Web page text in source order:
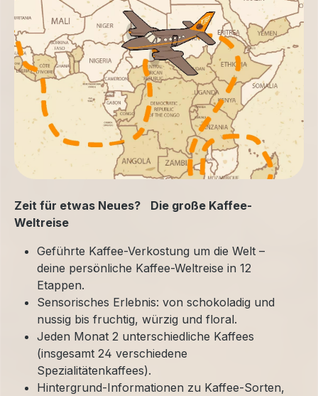
Zeit für etwas Neues? Die große Kaffee-
Weltreise
Geführte Kaffee-Verkostung um die Welt –
deine persönliche Kaffee-Weltreise in 12
Etappen.
Sensorisches Erlebnis: von schokoladig und
nussig bis fruchtig, würzig und floral.
Jeden Monat 2 unterschiedliche Kaffees
(insgesamt 24 verschiedene
Spezialitätenkaffees).
Hintergrund-Informationen zu Kaffee-Sorten,